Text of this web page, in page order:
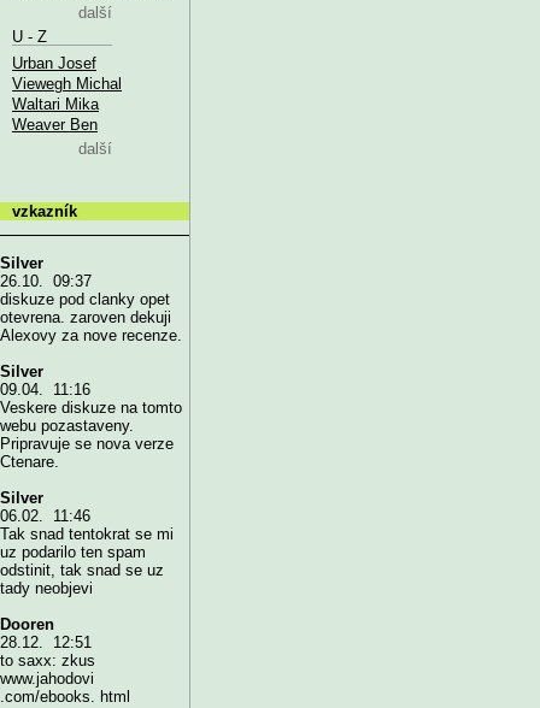
další
U - Z
Urban Josef
Viewegh Michal
Waltari Mika
Weaver Ben
další
vzkazník
Silver
26.10. 09:37
diskuze pod clanky opet
otevrena. zaroven dekuji
Alexovy za nove recenze.
Silver
09.04. 11:16
Veskere diskuze na tomto
webu pozastaveny.
Pripravuje se nova verze
Ctenare.
Silver
06.02. 11:46
Tak snad tentokrat se mi
uz podarilo ten spam
odstinit, tak snad se uz
tady neobjevi
Dooren
28.12. 12:51
to saxx: zkus
www.jahodovi
.com/ebooks. html